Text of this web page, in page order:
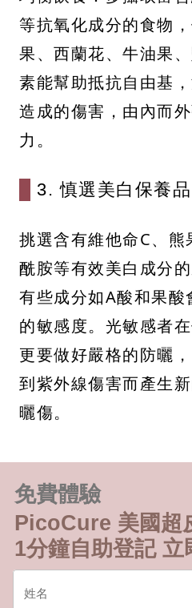
等抗氧化成分的食物
果、西蘭花、牛油果
素能幫助抵抗自由基
造成的傷害，由內而
力。
3. 慎選美白保養品
挑選含有維他命C、
酰胺等有效美白成分
有些成分如A酸和果
的敏感度。光敏感者
更要做好嚴格的防曬
到紫外線傷害而產生
曬傷。
免費體驗
PicoCure 美國超
1分鐘自助登記 立